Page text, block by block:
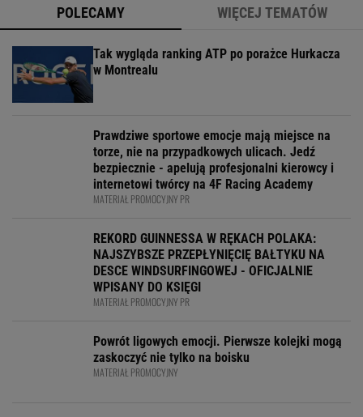
POLECAMY WIĘCEJ TEMATÓW
Tak wygląda ranking ATP po porażce Hurkacza
w Montrealu
Prawdziwe sportowe emocje mają miejsce na
torze, nie na przypadkowych ulicach. Jedź
bezpiecznie - apelują profesjonalni kierowcy i
internetowi twórcy na 4F Racing Academy
MATERIAŁ PROMOCYJNY PR
REKORD GUINNESSA W RĘKACH POLAKA:
NAJSZYBSZE PRZEPŁYNIĘCIĘ BAŁTYKU NA
DESCE WINDSURFINGOWEJ - OFICJALNIE
WPISANY DO KSIĘGI
MATERIAŁ PROMOCYJNY PR
Powrót ligowych emocji. Pierwsze kolejki mogą
zaskoczyć nie tylko na boisku
MATERIAŁ PROMOCYJNY